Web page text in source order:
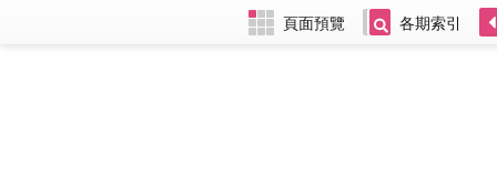
頁面預覽 各期索引